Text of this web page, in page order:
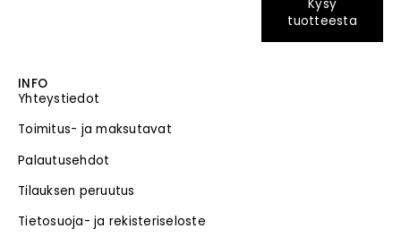
Kysy
tuotteesta
INFO
Yhteystiedot
Toimitus- ja maksutavat
Palautusehdot
Tilauksen peruutus
Tietosuoja- ja rekisteriseloste